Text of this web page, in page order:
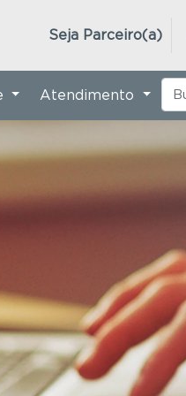
Seja Parceiro(a)
Atendimento